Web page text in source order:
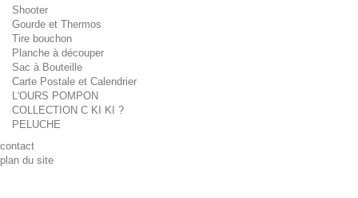
Shooter
Gourde et Thermos
Tire bouchon
Planche à découper
Sac à Bouteille
Carte Postale et Calendrier
L'OURS POMPON
COLLECTION C KI KI ?
PELUCHE
contact
plan du site